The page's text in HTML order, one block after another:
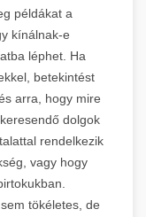
példákat a
kínálnak-e
léphet. Ha
betekintést
arra, hogy mire
dolgok
rendelkezik
vagy hogy
tökéletes, de